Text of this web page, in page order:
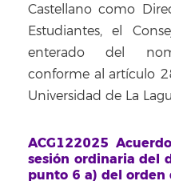
Castellano como
Estudiantes, el
enterado del
conforme al artículo
Universidad de La
ACG122025
sesión ordinaria del
punto 6 a) del orden